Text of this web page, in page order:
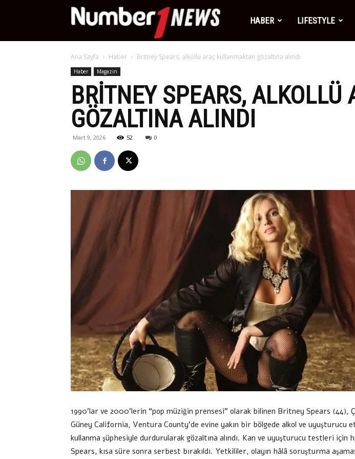
Number1
News
HABER LIFESTYLE
Ana Sayfa Haber Britney Spears, alkollü araç kullanmaktan gözaltına alındı
Haber Magazin
BRITNEY SPEARS,
GÖZALTINA ALINDI
Mart 9, 2026 52 0
1990’lar ve 2000’lerin “pop müziğin prensesi” olarak bilinen Britney Spears (44),
Güney California, Ventura County’de evine yakın bir bölgede alkol ve uyuşturucu
kullanma şüphesiyle durdurularak gözaltına alındı. Kan ve uyuşturucu testleri için
Spears, kısa süre sonra serbest bırakıldı. Yetkililer, olayın hâlâ soruşturma